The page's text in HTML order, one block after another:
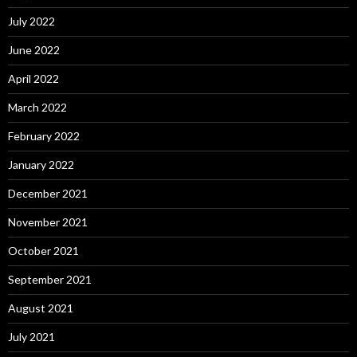
July 2022
June 2022
April 2022
March 2022
February 2022
January 2022
December 2021
November 2021
October 2021
September 2021
August 2021
July 2021